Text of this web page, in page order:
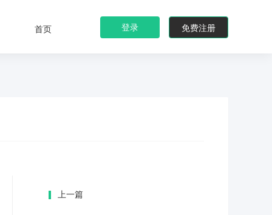
免费注册
登录
首页
上一篇